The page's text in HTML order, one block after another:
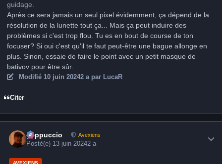
guidage.
Après ce sera jamais un seul pixel évidemment, ça dépend de la
résolution de la lunette tout ça... Mais ça peut induire des
problèmes si c'est trop flou. Tu es en bout de course de ton
focuser? Si oui c'est qu'il te faut peut-être une bague allonge en
plus. Sinon, essaie de faire le point avec un petit masque de
bativov pour être sûr.
Modifié 10 juin 20242 apar LucaR
Citer
peppuccio Avexiens
Posté(e) 13 juin 20242 a
AVEXIENS